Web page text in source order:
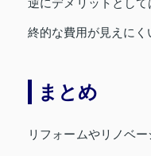
逆にデメリットとし
終的な費用が見えにく
まとめ
リフォームやリノベ